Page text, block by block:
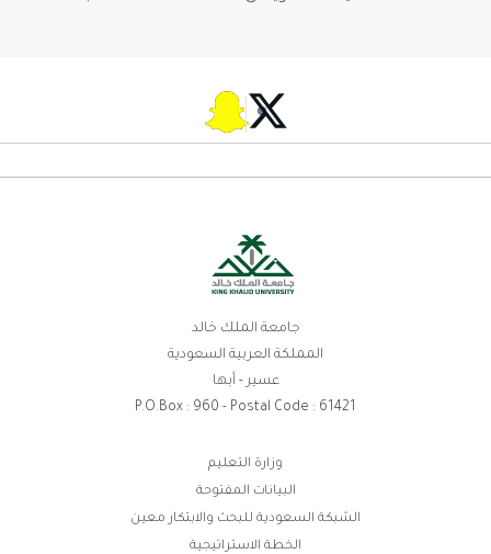
جامعة الملك خالد
المملكة العربية السعودية
عسير - أبها
P.O.Box : 960 - Postal Code : 61421
وزارة التعليم
البيانات المفتوحة
الشبكة السعودية للبحث والابتكار معين
الخطة الاستراتيجية